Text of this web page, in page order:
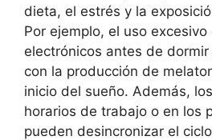
dieta, el estrés y la
Por ejemplo, el uso
electrónicos antes de
con la producción de
inicio del sueño. Además,
horarios de trabajo o en los
pueden desincronizar el